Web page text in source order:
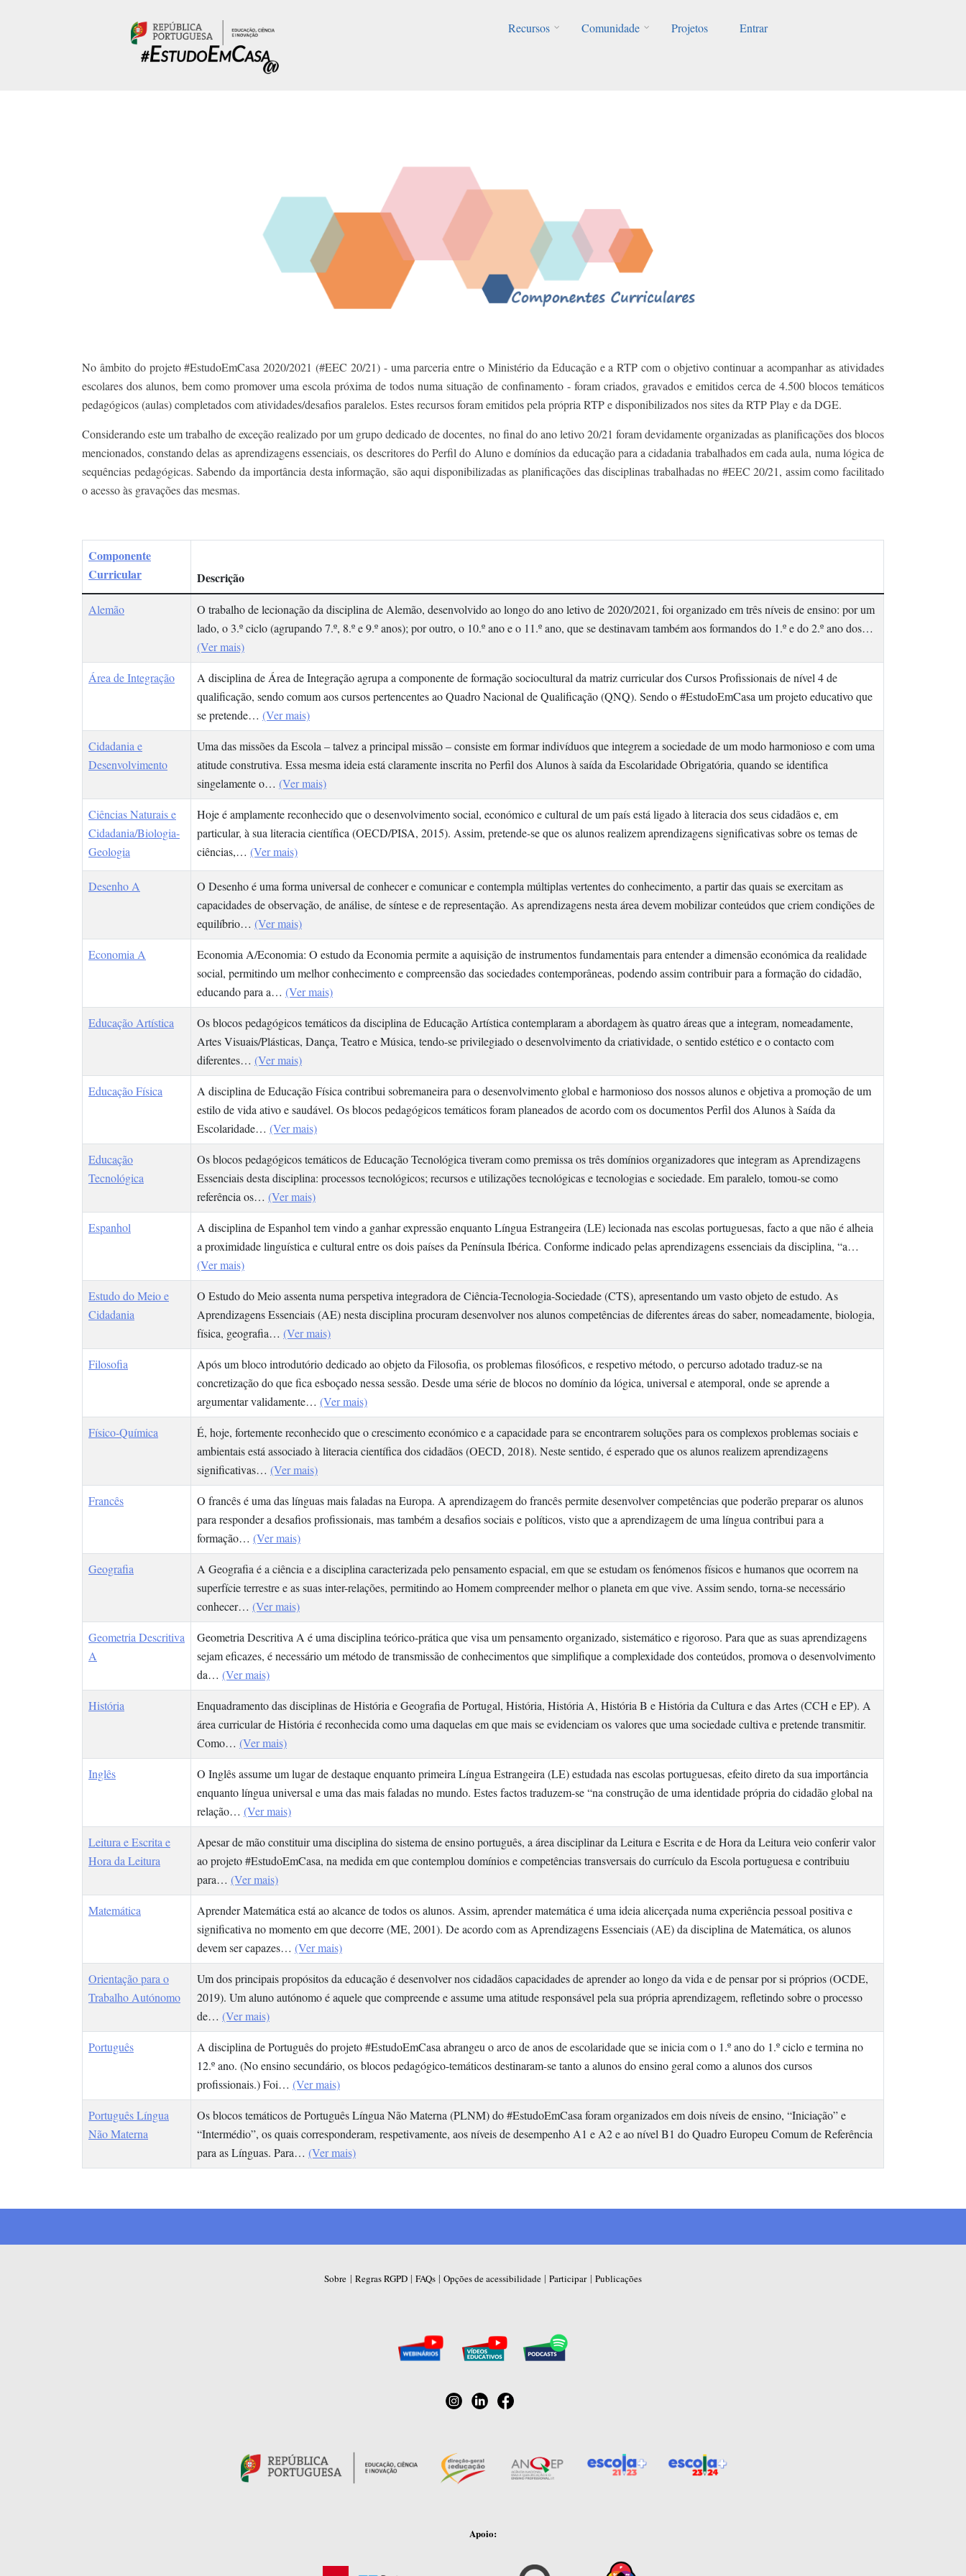
Recursos
Comunidade Projetos Entrar
No âmbito do projeto #EstudoEmCasa 2020/2021 (#EEC 20/21) - uma parceria entre o Ministério da Educação e a RTP com o objetivo continuar a acompanhar as atividades
escolares dos alunos, bem como promover uma escola próxima de todos numa situação de confinamento - foram criados, gravados e emitidos cerca de 4.500 blocos temáticos
pedagógicos (aulas) completados com atividades/desafios paralelos. Estes recursos foram emitidos pela própria RTP e disponibilizados nos sites da RTP Play e da DGE.
Considerando este um trabalho de exceção realizado por um grupo dedicado de docentes, no final do ano letivo 20/21 foram devidamente organizadas as planificações dos blocos
mencionados, constando delas as aprendizagens essenciais, os descritores do Perfil do Aluno e domínios da educação para a cidadania trabalhados em cada aula, numa lógica de
sequências pedagógicas. Sabendo da importância desta informação, são aqui disponibilizadas as planificações das disciplinas trabalhadas no #EEC 20/21, assim como facilitado
o acesso às gravações das mesmas.
Componente
Curricular
Descrição
Alemão
O trabalho de lecionação da disciplina de Alemão, desenvolvido ao longo do ano letivo de 2020/2021, foi organizado em três níveis de ensino: por um
lado, o 3.º ciclo (agrupando 7.º, 8.º e 9.º anos); por outro, o 10.º ano e o 11.º ano, que se destinavam também aos formandos do 1.º e do 2.º ano dos…
(Ver mais)
Área de Integração
A disciplina de Área de Integração agrupa a componente de formação sociocultural da matriz curricular dos Cursos Profissionais de nível 4 de
qualificação, sendo comum aos cursos pertencentes ao Quadro Nacional de Qualificação (QNQ). Sendo o #EstudoEmCasa um projeto educativo que
se pretende… (Ver mais)
Cidadania e
Desenvolvimento
Uma das missões da Escola – talvez a principal missão – consiste em formar indivíduos que integrem a sociedade de um modo harmonioso e com uma
atitude construtiva. Essa mesma ideia está claramente inscrita no Perfil dos Alunos à saída da Escolaridade Obrigatória, quando se identifica
singelamente o… (Ver mais)
Ciências Naturais e
Cidadania/Biologia-
Geologia
Hoje é amplamente reconhecido que o desenvolvimento social, económico e cultural de um país está ligado à literacia dos seus cidadãos e, em
particular, à sua literacia científica (OECD/PISA, 2015). Assim, pretende-se que os alunos realizem aprendizagens significativas sobre os temas de
ciências,… (Ver mais)
Desenho A
O Desenho é uma forma universal de conhecer e comunicar e contempla múltiplas vertentes do conhecimento, a partir das quais se exercitam as
capacidades de observação, de análise, de síntese e de representação. As aprendizagens nesta área devem mobilizar conteúdos que criem condições de
equilíbrio… (Ver mais)
Economia A
Economia A/Economia: O estudo da Economia permite a aquisição de instrumentos fundamentais para entender a dimensão económica da realidade
social, permitindo um melhor conhecimento e compreensão das sociedades contemporâneas, podendo assim contribuir para a formação do cidadão,
educando para a… (Ver mais)
Educação Artística
Os blocos pedagógicos temáticos da disciplina de Educação Artística contemplaram a abordagem às quatro áreas que a integram, nomeadamente,
Artes Visuais/Plásticas, Dança, Teatro e Música, tendo-se privilegiado o desenvolvimento da criatividade, o sentido estético e o contacto com
diferentes… (Ver mais)
Educação Física
A disciplina de Educação Física contribui sobremaneira para o desenvolvimento global e harmonioso dos nossos alunos e objetiva a promoção de um
estilo de vida ativo e saudável. Os blocos pedagógicos temáticos foram planeados de acordo com os documentos Perfil dos Alunos à Saída da
Escolaridade… (Ver mais)
Educação
Tecnológica
Os blocos pedagógicos temáticos de Educação Tecnológica tiveram como premissa os três domínios organizadores que integram as Aprendizagens
Essenciais desta disciplina: processos tecnológicos; recursos e utilizações tecnológicas e tecnologias e sociedade. Em paralelo, tomou-se como
referência os… (Ver mais)
Espanhol
A disciplina de Espanhol tem vindo a ganhar expressão enquanto Língua Estrangeira (LE) lecionada nas escolas portuguesas, facto a que não é alheia
a proximidade linguística e cultural entre os dois países da Península Ibérica. Conforme indicado pelas aprendizagens essenciais da disciplina, “a…
(Ver mais)
Estudo do Meio e
Cidadania
O Estudo do Meio assenta numa perspetiva integradora de Ciência-Tecnologia-Sociedade (CTS), apresentando um vasto objeto de estudo. As
Aprendizagens Essenciais (AE) nesta disciplina procuram desenvolver nos alunos competências de diferentes áreas do saber, nomeadamente, biologia,
física, geografia… (Ver mais)
Filosofia
Após um bloco introdutório dedicado ao objeto da Filosofia, os problemas filosóficos, e respetivo método, o percurso adotado traduz-se na
concretização do que fica esboçado nessa sessão. Desde uma série de blocos no domínio da lógica, universal e atemporal, onde se aprende a
argumentar validamente… (Ver mais)
Físico-Química
É, hoje, fortemente reconhecido que o crescimento económico e a capacidade para se encontrarem soluções para os complexos problemas sociais e
ambientais está associado à literacia científica dos cidadãos (OECD, 2018). Neste sentido, é esperado que os alunos realizem aprendizagens
significativas… (Ver mais)
Francês
O francês é uma das línguas mais faladas na Europa. A aprendizagem do francês permite desenvolver competências que poderão preparar os alunos
para responder a desafios profissionais, mas também a desafios sociais e políticos, visto que a aprendizagem de uma língua contribui para a
formação… (Ver mais)
Geografia
A Geografia é a ciência e a disciplina caracterizada pelo pensamento espacial, em que se estudam os fenómenos físicos e humanos que ocorrem na
superfície terrestre e as suas inter-relações, permitindo ao Homem compreender melhor o planeta em que vive. Assim sendo, torna-se necessário
conhecer… (Ver mais)
Geometria Descritiva
A
Geometria Descritiva A é uma disciplina teórico-prática que visa um pensamento organizado, sistemático e rigoroso. Para que as suas aprendizagens
sejam eficazes, é necessário um método de transmissão de conhecimentos que simplifique a complexidade dos conteúdos, promova o desenvolvimento
da… (Ver mais)
História
Enquadramento das disciplinas de História e Geografia de Portugal, História, História A, História B e História da Cultura e das Artes (CCH e EP). A
área curricular de História é reconhecida como uma daquelas em que mais se evidenciam os valores que uma sociedade cultiva e pretende transmitir.
Como… (Ver mais)
Inglês
O Inglês assume um lugar de destaque enquanto primeira Língua Estrangeira (LE) estudada nas escolas portuguesas, efeito direto da sua importância
enquanto língua universal e uma das mais faladas no mundo. Estes factos traduzem-se “na construção de uma identidade própria do cidadão global na
relação… (Ver mais)
Leitura e Escrita e
Hora da Leitura
Apesar de mão constituir uma disciplina do sistema de ensino português, a área disciplinar da Leitura e Escrita e de Hora da Leitura veio conferir valor
ao projeto #EstudoEmCasa, na medida em que contemplou domínios e competências transversais do currículo da Escola portuguesa e contribuiu
para… (Ver mais)
Matemática
Aprender Matemática está ao alcance de todos os alunos. Assim, aprender matemática é uma ideia alicerçada numa experiência pessoal positiva e
significativa no momento em que decorre (ME, 2001). De acordo com as Aprendizagens Essenciais (AE) da disciplina de Matemática, os alunos
devem ser capazes… (Ver mais)
Orientação para o
Trabalho Autónomo
Um dos principais propósitos da educação é desenvolver nos cidadãos capacidades de aprender ao longo da vida e de pensar por si próprios (OCDE,
2019). Um aluno autónomo é aquele que compreende e assume uma atitude responsável pela sua própria aprendizagem, refletindo sobre o processo
de… (Ver mais)
Português
A disciplina de Português do projeto #EstudoEmCasa abrangeu o arco de anos de escolaridade que se inicia com o 1.º ano do 1.º ciclo e termina no
12.º ano. (No ensino secundário, os blocos pedagógico-temáticos destinaram-se tanto a alunos do ensino geral como a alunos dos cursos
profissionais.) Foi… (Ver mais)
Português Língua
Não Materna
Os blocos temáticos de Português Língua Não Materna (PLNM) do #EstudoEmCasa foram organizados em dois níveis de ensino, “Iniciação” e
“Intermédio”, os quais corresponderam, respetivamente, aos níveis de desempenho A1 e A2 e ao nível B1 do Quadro Europeu Comum de Referência
para as Línguas. Para… (Ver mais)
Sobre | Regras RGPD | FAQs | Opções de acessibilidade | Participar| Publicações
Apoio: